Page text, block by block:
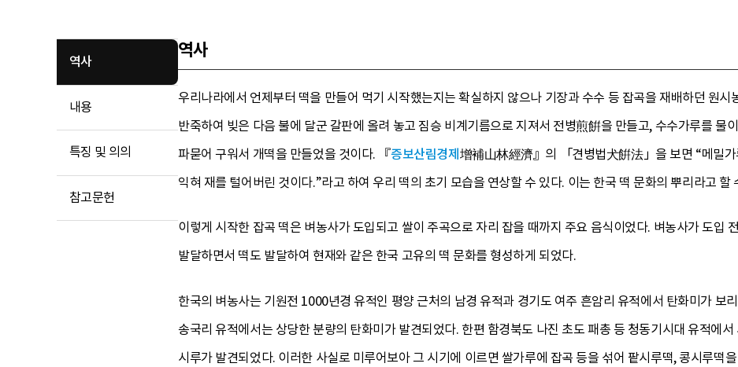
역사
내용
특징 및 의의
참고문헌
역사
우리나라에서 언제부터 떡을 만들어 먹기 시작했는지는 확실하지 않으나 기장과 수수 등 잡곡을 재배하던 원
반죽하여 빚은 다음 불에 달군 갈판에 올려 놓고 짐승 비계기름으로 지져서 전병煎餠을 만들고, 수수가루를 물
파묻어 구워서 개떡을 만들었을 것이다. 『증보산림경제增補山林經濟』의 「견병법犬餠法」을 보면 “메밀
익혀 재를 털어버린 것이다.”라고 하여 우리 떡의 초기 모습을 연상할 수 있다. 이는 한국 떡 문화의 뿌리라고 할
이렇게 시작한 잡곡 떡은 벼농사가 도입되고 쌀이 주곡으로 자리 잡을 때까지 주요 음식이었다. 벼농사가 도입
발달하면서 떡도 발달하여 현재와 같은 한국 고유의 떡 문화를 형성하게 되었다.
한국의 벼농사는 기원전 1000년경 유적인 평양 근처의 남경 유적과 경기도 여주 흔암리 유적에서 탄화미가 보
송국리 유적에서는 상당한 분량의 탄화미가 발견되었다. 한편 함경북도 나진 초도 패총 등 청동기시대 유적에
시루가 발견되었다. 이러한 사실로 미루어보아 그 시기에 이르면 쌀가루에 잡곡 등을 섞어 팥시루떡, 콩시루떡